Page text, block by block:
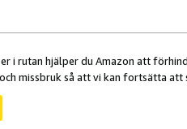
i rutan hjälper du Amazon att
missbruk så att vi kan fortsätta